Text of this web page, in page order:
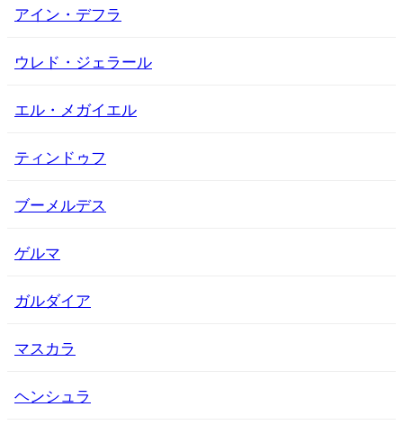
アイン・デフラ
ウレド・ジェラール
エル・メガイエル
ティンドゥフ
ブーメルデス
ゲルマ
ガルダイア
マスカラ
ヘンシュラ